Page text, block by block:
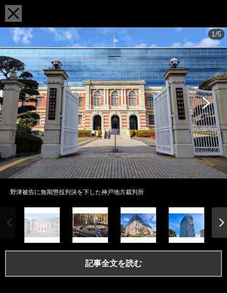
1/5
野津被告に無期懲役判決を下した神戸地方裁判所
記事全文を読む